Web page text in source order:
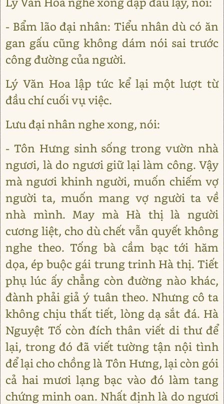
- Bẩm lão đại nhân: Tiểu nhân dù có ăn
gan gấu cũng không dám nói sai trước
công đường của người.
Lý Văn Hoa lập tức kể lại một lượt từ
đầu chí cuối vụ việc.
Lưu đại nhân nghe xong, nói:
- Tôn Hưng sinh sống trong vườn nhà
ngươi, là do ngươi giữ lại làm công. Vậy
mà ngươi khinh người, muốn chiếm vợ
người ta, muốn mang vợ người ta về
nhà mình. May mà Hà thị là người
cương liệt, cho dù chết vẫn quyết không
nghe theo. Tống bà cầm bạc tới hăm
dọa, ép buộc gái trung trinh Hà thị. Tiết
phụ lúc ấy chẳng còn đường nào khác,
đành phải giả ý tuân theo. Nhưng cô ta
không chịu thất tiết, lòng dạ sắt đá. Hà
Nguyệt Tố còn đích thân viết di thư để
lại, trong đó đã viết tường tận nội tình
để lại cho chồng là Tôn Hưng, lại còn gói
cả hai mươi lạng bạc vào đó làm tang
chứng minh oan. Nhất định là do ngươi